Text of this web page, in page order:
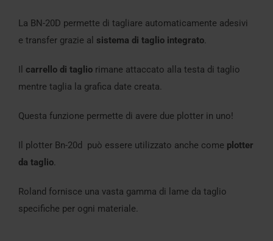
La BN-20D permette di tagliare automaticamente adesivi
e transfer grazie al sistema di taglio integrato.
Il carrello di taglio rimane attaccato alla testa di taglio
mentre taglia la grafica date creata.
Questa funzione permette di avere due plotter in uno!
Il plotter Bn-20d può essere utilizzato anche come plotter
da taglio.
Roland fornisce una vasta gamma di lame da taglio
specifiche per ogni materiale.